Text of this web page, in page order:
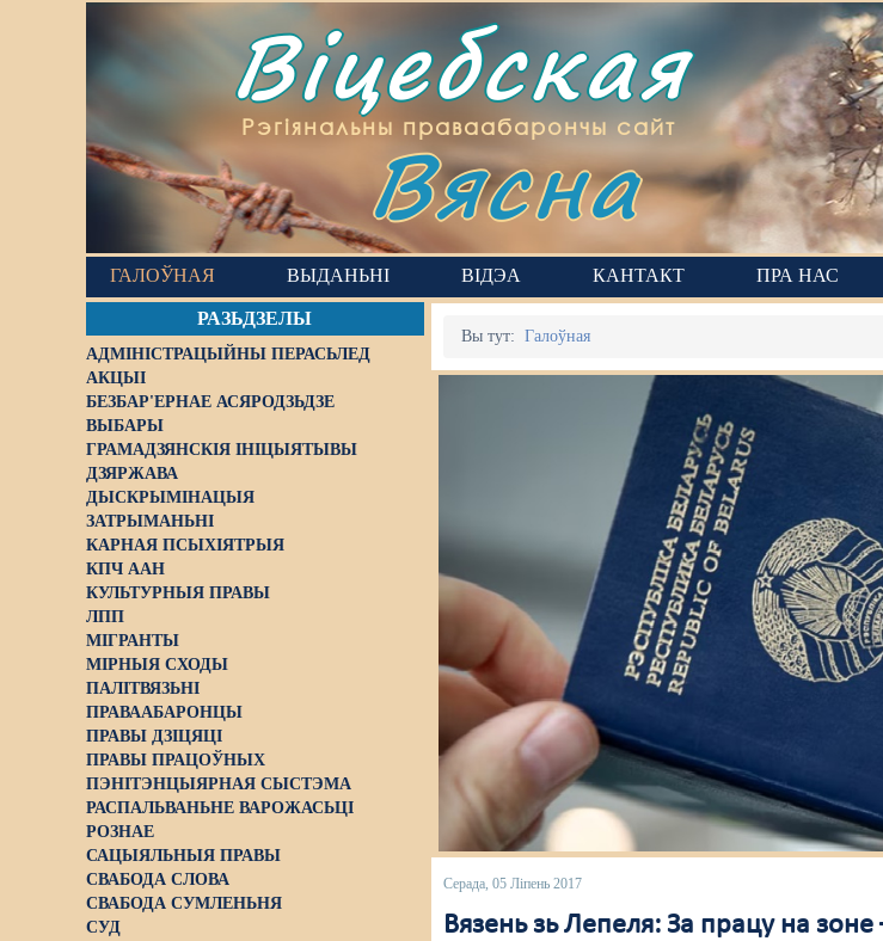
Віцебская
Рэгіянальны праваабарончы сайт
Вясна
ГАЛОЎНАЯ ВЫДАНЬНІ ВІДЭА КАНТАКТ ПРА НАС
РАЗЬДЗЕЛЫ
АДМІНІСТРАЦЫЙНЫ ПЕРАСЬЛЕД
АКЦЫІ
БЕЗБАР'ЕРНАЕ АСЯРОДЗЬДЗЕ
ВЫБАРЫ
ГРАМАДЗЯНСКІЯ ІНІЦЫЯТЫВЫ
ДЗЯРЖАВА
ДЫСКРЫМІНАЦЫЯ
ЗАТРЫМАНЬНІ
КАРНАЯ ПСЫХІЯТРЫЯ
КПЧ ААН
КУЛЬТУРНЫЯ ПРАВЫ
ЛПП
МІГРАНТЫ
МІРНЫЯ СХОДЫ
ПАЛІТВЯЗЬНІ
ПРАВААБАРОНЦЫ
ПРАВЫ ДЗІЦЯЦІ
ПРАВЫ ПРАЦОЎНЫХ
ПЭНІТЭНЦЫЯРНАЯ СЫСТЭМА
РАСПАЛЬВАНЬНЕ ВАРОЖАСЬЦІ
РОЗНАЕ
САЦЫЯЛЬНЫЯ ПРАВЫ
СВАБОДА СЛОВА
СВАБОДА СУМЛЕНЬНЯ
СУД
Вы тут:Галоўная
Серада, 05 Ліпень 2017
Вязень зь Лепеля: За працу на